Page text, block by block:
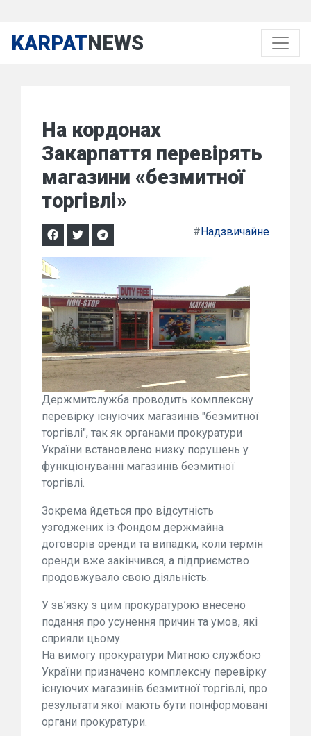
KARPATNEWS
На кордонах
Закарпаття перевірять
магазини «безмитної
торгівлі»
#Надзвичайне
Держмитслужба проводить комплексну
перевірку існуючих магазинів "безмитної
торгівлі", так як органами прокуратури
України встановлено низку порушень у
функціонуванні магазинів безмитної
торгівлі.
Зокрема йдеться про відсутність
узгоджених із Фондом держмайна
договорів оренди та випадки, коли термін
оренди вже закінчився, а підприємство
продовжувало свою діяльність.
У зв’язку з цим прокуратурою внесено
подання про усунення причин та умов, які
сприяли цьому.
На вимогу прокуратури Митною службою
України призначено комплексну перевірку
існуючих магазинів безмитної торгівлі, про
результати якої мають бути поінформовані
органи прокуратури.